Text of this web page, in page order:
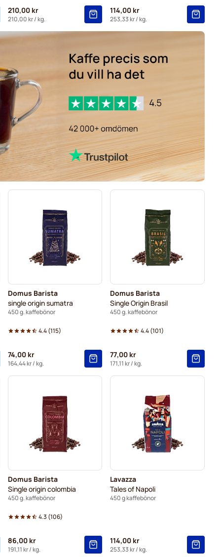
210,00 kr
210,00 kr/ kg.
114,00 kr
253,33 kr/ kg.
Domus Barista
single origin sumatra
450 g. kaffebönor
4.4(115)
74,00 kr
164,44 kr/ kg.
Domus Barista
Single Origin Brasil
450 g. kaffebönor
4.4(101)
77,00 kr
171,11 kr/ kg.
Domus Barista
Single origin colombia
450 g. kaffebönor
4.3 (106)
86,00 kr
191,11 kr/ kg.
Lavazza
Tales of Napoli
450 g kaffebönor
114,00 kr
253,33 kr/ kg.